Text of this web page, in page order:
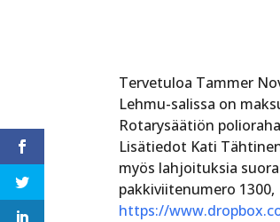
Tervetuloa Tammer
Lehmu-salissa on
Rotarysäätiön
Lisätiedot Kati
myös lahjoituksia
pakkiviitenumero
https://